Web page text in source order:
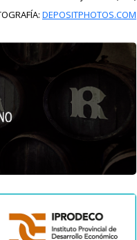
DEPOSITPHOTOS.COM